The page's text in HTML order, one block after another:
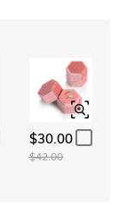
$30.00
$42.00